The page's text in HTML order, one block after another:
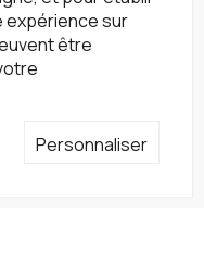
expérience sur
être
Personnaliser